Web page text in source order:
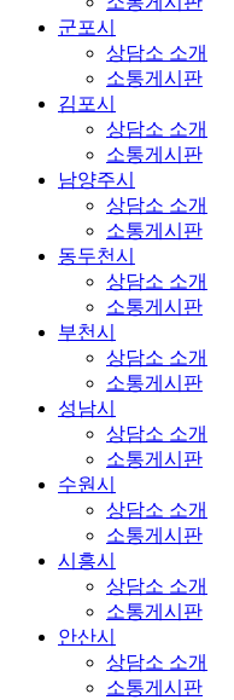
군포시
상담소 소개
소통게시판
김포시
상담소 소개
소통게시판
남양주시
상담소 소개
소통게시판
동두천시
상담소 소개
소통게시판
부천시
상담소 소개
소통게시판
성남시
상담소 소개
소통게시판
수원시
상담소 소개
소통게시판
시흥시
상담소 소개
소통게시판
안산시
상담소 소개
소통게시판